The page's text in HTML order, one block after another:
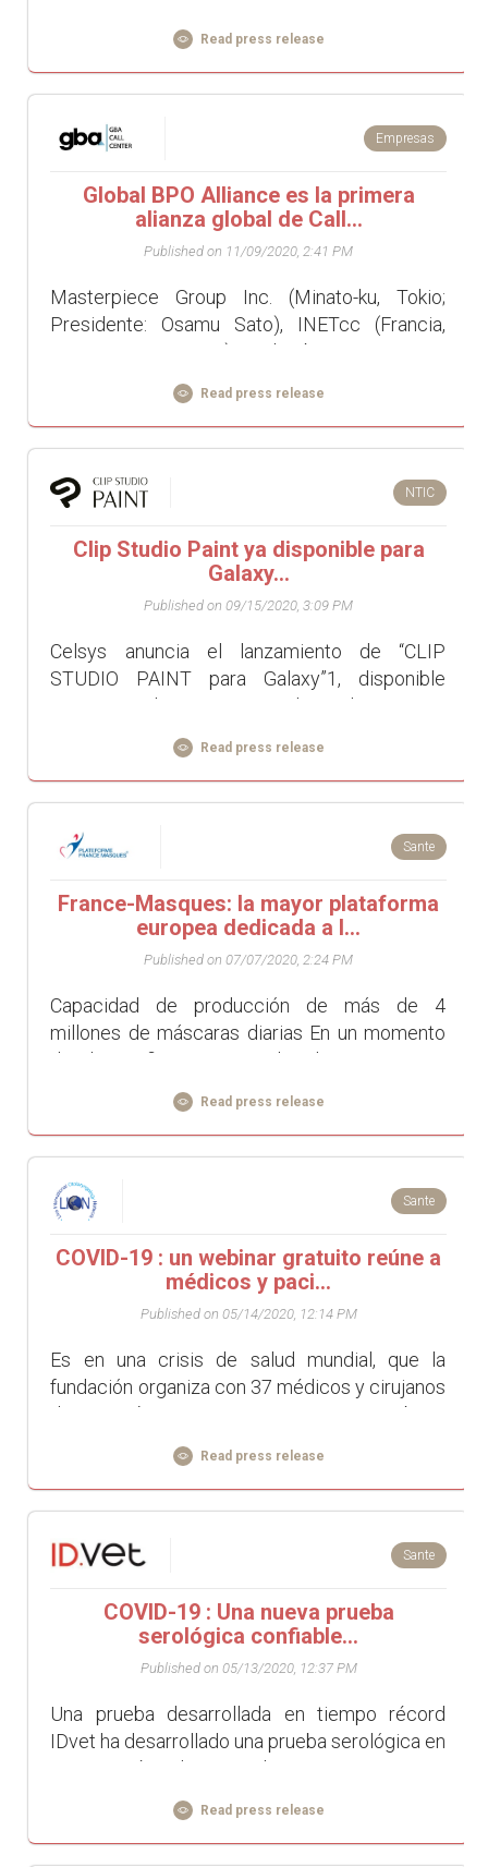
escrito por el Sr. Stép...
Read press release
Empresas
Global BPO Alliance es la primera
alianza global de Call...
Published on 11/09/2020, 2:41 PM
Masterpiece Group Inc. (Minato-ku, Tokio;
Presidente: Osamu Sato), INETcc (Francia,
CEO: Denis Guittet), Colombia Outsourcing
Solutions SAS (Colombia, CEO: Felipe Samper),
INGO S.p.A. (Italia, CEO...
Read press release
NTIC
Clip Studio Paint ya disponible para
Galaxy...
Published on 09/15/2020, 3:09 PM
Celsys anuncia el lanzamiento de “CLIP
STUDIO PAINT para Galaxy”1, disponible
internacionalmente para los dispositivos
Samsung Galaxy a partir del 21 de agosto en la
tienda Galaxy St...
Read press release
Sante
France-Masques: la mayor plataforma
europea dedicada a l...
Published on 07/07/2020, 2:24 PM
Capacidad de producción de más de 4
millones de máscaras diarias En un momento
de desconfinamiento acelerado, tenemos el
reto de ayudar a todo el mundo a abordar con
Read press release
Sante
COVID-19 : un webinar gratuito reúne a
médicos y paci...
Published on 05/14/2020, 12:14 PM
Es en una crisis de salud mundial, que la
fundación organiza con 37 médicos y cirujanos
de 19 países y 34 instituciones un webinar
gratuito para especialistas de patolog...
Read press release
Sante
COVID-19 : Una nueva prueba
serológica confiable...
Published on 05/13/2020, 12:37 PM
Una prueba desarrollada en tiempo récord
IDvet ha desarrollado una prueba serológica en
tiempo récord para detectar anticuerpos
contra COVID-19 en humanos. "Movilizamo...
Read press release